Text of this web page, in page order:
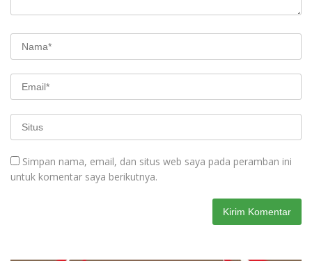
Simpan nama, email, dan situs web saya pada peramban ini
untuk komentar saya berikutnya.